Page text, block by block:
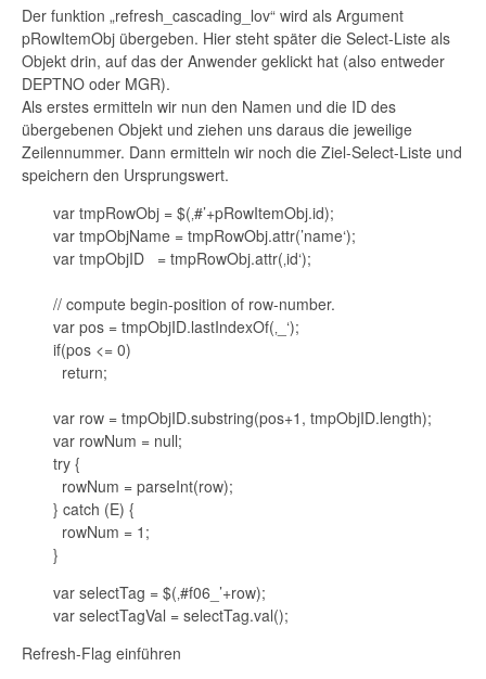
Der funktion „refresh_cascading_lov“ wird als Argument
pRowItemObj übergeben. Hier steht später die Select-Liste als
Objekt drin, auf das der Anwender geklickt hat (also entweder
DEPTNO oder MGR).
Als erstes ermitteln wir nun den Namen und die ID des
übergebenen Objekt und ziehen uns daraus die jeweilige
Zeilennummer. Dann ermitteln wir noch die Ziel-Select-Liste und
speichern den Ursprungswert.
var tmpRowObj = $(‚#’+pRowItemObj.id);
var tmpObjName = tmpRowObj.attr(’name‘);
var tmpObjID = tmpRowObj.attr(‚id‘);
// compute begin-position of row-number.
var pos = tmpObjID.lastIndexOf(‚_‘);
if(pos <= 0)
return;
var row = tmpObjID.substring(pos+1, tmpObjID.length);
var rowNum = null;
try {
rowNum = parseInt(row);
} catch (E) {
rowNum = 1;
}
var selectTag = $(‚#f06_’+row);
var selectTagVal = selectTag.val();
Refresh-Flag einführen